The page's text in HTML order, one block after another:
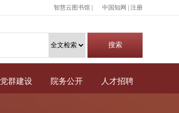
智慧云图书馆 | 中国知网 注册
党群建设 院务公开 人才招聘